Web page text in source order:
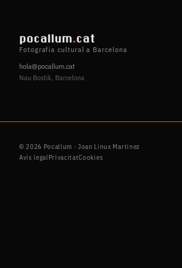
pocallum.cat
Fotografia cultural a Barcelona
hola@pocallum.cat
Nau Bostik, Barcelona
© 2026 Pocallum · Joan Linux Martínez
Avís legalPrivacitatCookies